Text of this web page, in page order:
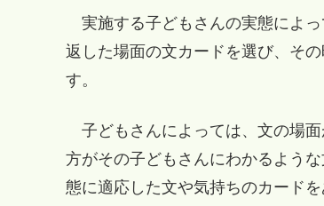
実施する子どもさんの実態によ
返した場面の文カードを選び、そ
す。
子どもさんによっては、文の場
方がその子どもさんにわかるよう
態に適応した文や気持ちのカード